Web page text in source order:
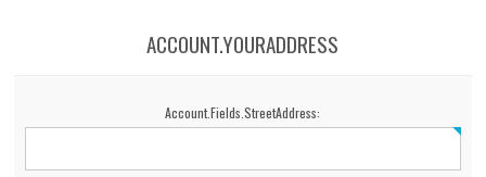
ACCOUNT.YOURADDRESS
Account.Fields.StreetAddress: